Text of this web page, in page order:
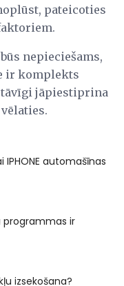
pateicoties
nepieciešams,
ir komplekts
jāpiestiprina
IPHONE automašīnas
programmas ir
izsekošana?